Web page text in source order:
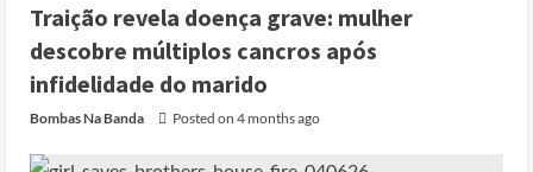
Traição revela doença grave: mulher
descobre múltiplos cancros após
infidelidade do marido
Bombas Na Banda Posted on 4 months ago
Cole Allen, Suspeito do tiroteio no
Jantar dos Correspondentes da Casa
registo criminal
Posted on 3 months ago